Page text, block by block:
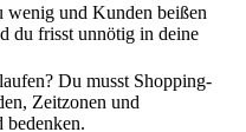
wenig und Kunden beißen
du frisst unnötig in deine
Du musst Shopping-
Zeitzonen und
bedenken.